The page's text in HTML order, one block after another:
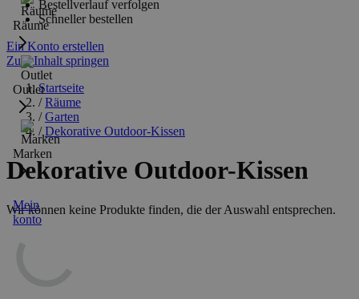
Räume
Outlet
Marken
Mein
konto
Bestellverlauf verfolgen
Schneller bestellen
Ein Konto erstellen
Zum Inhalt springen
Startseite
/ Räume
/ Garten
/ Dekorative Outdoor-Kissen
Dekorative Outdoor-Kissen
Wir können keine Produkte finden, die der Auswahl entsprechen.